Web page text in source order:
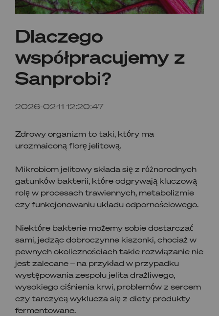
Dlaczego
współpracujemy z
Sanprobi?
2026-02-11 12:20:47
Zdrowy organizm to taki, który ma
urozmaiconą florę jelitową.
Mikrobiom jelitowy składa się z różnorodnych
gatunków bakterii, które odgrywają kluczową
rolę w procesach trawiennych, metabolizmie
czy funkcjonowaniu układu odpornościowego.
Niektóre bakterie możemy sobie dostarczać
sami, jedząc dobroczynne kiszonki, chociaż w
pewnych okolicznościach takie rozwiązanie nie
jest zalecane – na przykład w przypadku
występowania zespołu jelita drażliwego,
wysokiego ciśnienia krwi, problemów z sercem
czy tarczycą wyklucza się z diety produkty
fermentowane.